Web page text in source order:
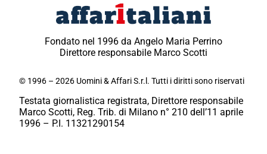
Fondato nel 1996 da Angelo Maria Perrino
Direttore responsabile Marco Scotti
© 1996 – 2026 Uomini & Affari S.r.l. Tutti i diritti sono riservati
Testata giornalistica registrata, Direttore responsabile
Marco Scotti, Reg. Trib. di Milano n° 210 dell’11 aprile
1996 – P.I. 11321290154